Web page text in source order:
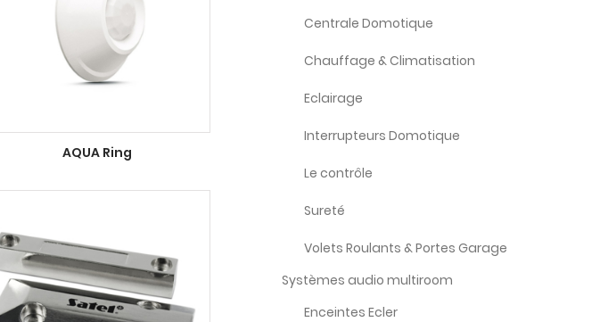
AQUA Ring
Centrale Domotique
Chauffage & Climatisation
Eclairage
Interrupteurs Domotique
Le contrôle
Sureté
Volets Roulants & Portes Garage
Systèmes audio multiroom
Enceintes Ecler